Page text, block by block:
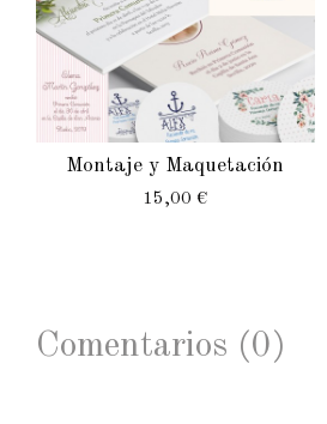
Montaje y Maquetación
15,00 €
Comentarios (0)